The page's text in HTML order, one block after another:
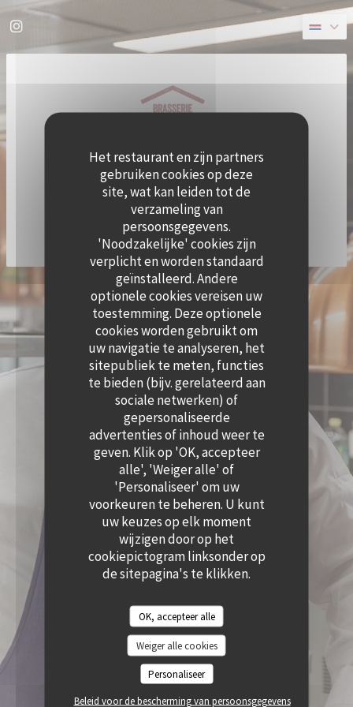
Cookies beheer paneel
Het restaurant en zijn partners
gebruiken cookies op deze
site, wat kan leiden tot de
verzameling van
persoonsgegevens.
'Noodzakelijke' cookies zijn
verplicht en worden standaard
geïnstalleerd. Andere
optionele cookies vereisen uw
toestemming. Deze optionele
cookies worden gebruikt om
uw navigatie te analyseren, het
sitepubliek te meten, functies
te bieden (bijv. gerelateerd aan
sociale netwerken) of
gepersonaliseerde
advertenties of inhoud weer te
geven. Klik op 'OK, accepteer
alle', 'Weiger alle' of
'Personaliseer' om uw
voorkeuren te beheren. U kunt
uw keuzes op elk moment
wijzigen door op het
cookiepictogram linksonder op
de sitepagina's te klikken.
OK, accepteer alle
Weiger alle cookies
Personaliseer
Beleid voor de bescherming van persoonsgegevens
Instagram ((opent in een nieuw venster))
© 2026 QUAI OUEST — RESTAURANT WEBSITE GECREËERD DOOR ZENCHEF
DISCLAIMER
((OPENT IN EEN NIEUW VENSTER))
GEBRUIKSVOORWAARDEN
((OPENT IN EEN NIEUW VENSTER))
BELEID BESCHERMING PERSOONSGEGEVENS
((OPENT IN EEN NIEUW VENSTER))
COOKIES BELEID
TOEGANKELIJKHEID
((OPENT IN EEN NIEUW VENSTER))